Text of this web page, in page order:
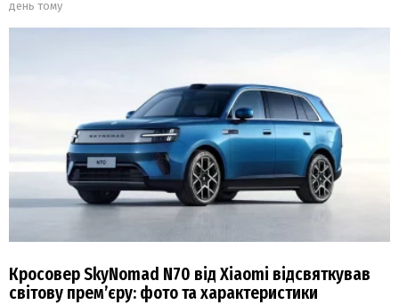
день тому
Кросовер SkyNomad N70 від Xiaomi відсвяткував
світову прем’єру: фото та характеристики